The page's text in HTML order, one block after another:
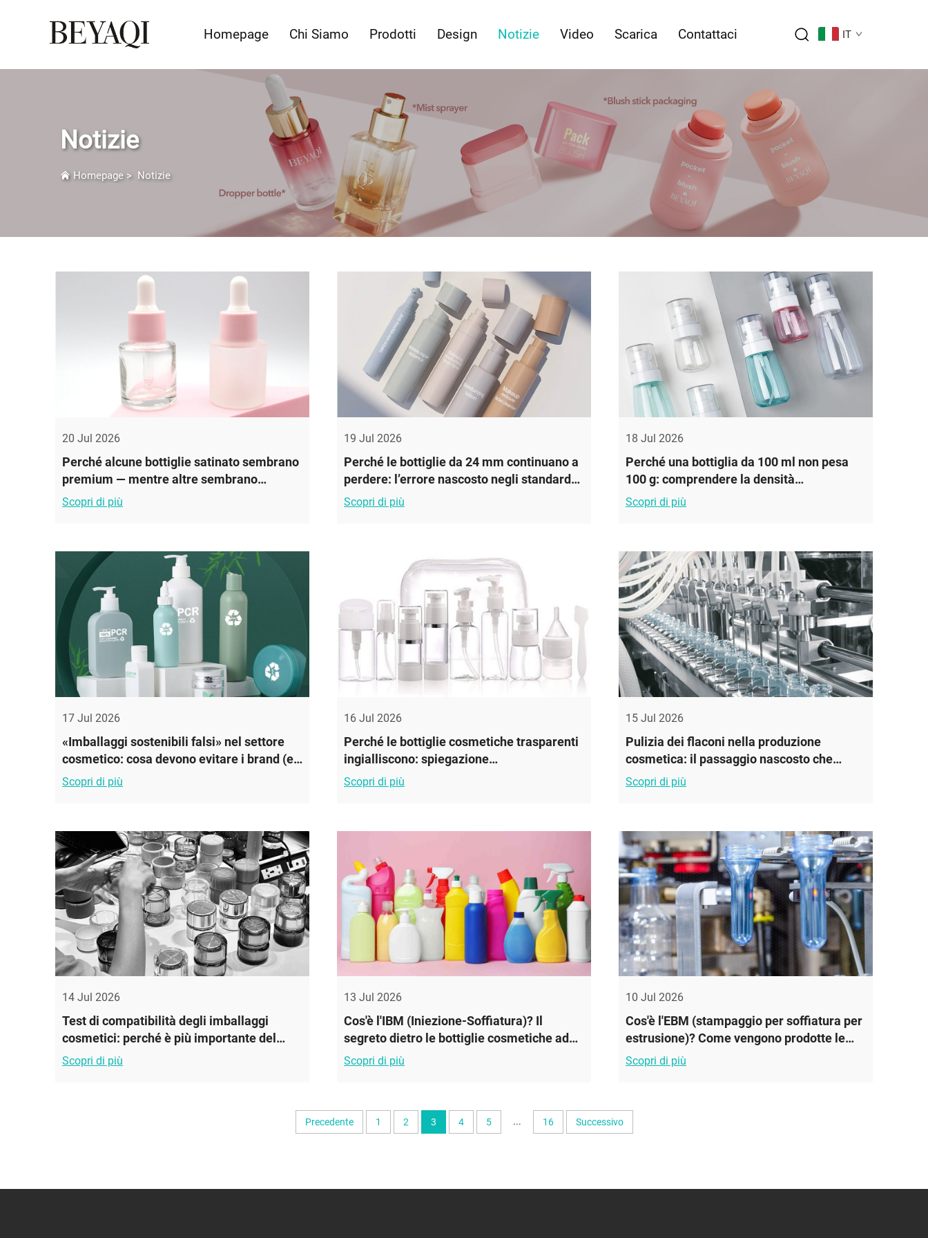
Homepage Chi Siamo Prodotti Design Notizie Video Scarica Contattaci IT
Notizie
Homepage> Notizie
20 Jul 2026
Perché alcune bottiglie satinato sembrano
premium — mentre altre sembrano
economiche
Scopri di più
19 Jul 2026
Perché le bottiglie da 24 mm continuano a
perdere: l’errore nascosto negli standard
delle filettature per imballaggi cosmetici
Scopri di più
18 Jul 2026
Perché una bottiglia da 100 ml non pesa
100 g: comprendere la densità
nell’imballaggio cosmetico
Scopri di più
17 Jul 2026
«Imballaggi sostenibili falsi» nel settore
cosmetico: cosa devono evitare i brand (e
cosa funziona davvero)
Scopri di più
16 Jul 2026
Perché le bottiglie cosmetiche trasparenti
ingialliscono: spiegazione
dell'invecchiamento da raggi UV e come
Scopri di più
15 Jul 2026
Pulizia dei flaconi nella produzione
cosmetica: il passaggio nascosto che
protegge la sicurezza del prodotto
Scopri di più
14 Jul 2026
Test di compatibilità degli imballaggi
cosmetici: perché è più importante del
design
Scopri di più
13 Jul 2026
Cos'è l'IBM (Iniezione-Soffiatura)? Il
segreto dietro le bottiglie cosmetiche ad
alta precisione
Scopri di più
10 Jul 2026
Cos'è l'EBM (stampaggio per soffiatura per
estrusione)? Come vengono prodotte le
bottiglie di plastica
Scopri di più
Precedente 1 2 3 4 5 ... 16 Successivo